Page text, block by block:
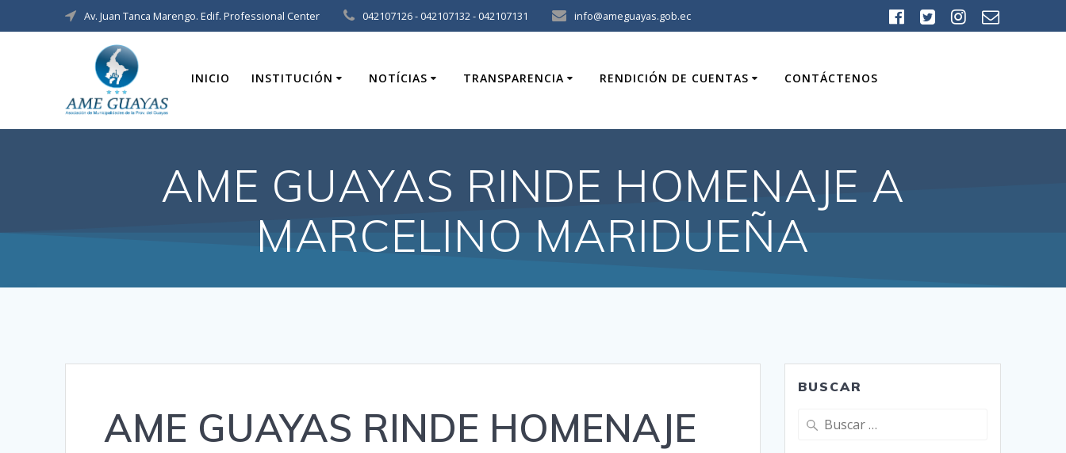
Av. Juan Tanca Marengo. Edif. Professional Center 042107126 - 042107132 - 042107131 info@ameguayas.gob.ec
INICIO INSTITUCIÓN NOTÍCIAS TRANSPARENCIA RENDICIÓN DE CUENTAS CONTÁCTENOS
AME GUAYAS RINDE HOMENAJE A
MARCELINO MARIDUEÑA
AME GUAYAS RINDE HOMENAJE
BUSCAR